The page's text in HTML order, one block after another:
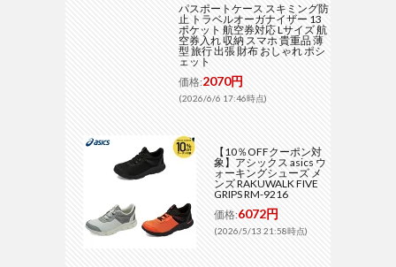
パスポートケース スキミング防
止 トラベルオーガナイザー 13
ポケット 航空券対応 Lサイズ 航
空券入れ 収納 スマホ 貴重品 薄
型 旅行 出張 財布 おしゃれ ポシ
ェット
価格:2070円
(2026/6/6 17:46時点)
【10％OFFクーポン対
象】アシックス asics ウ
ォーキングシューズ メ
ンズ RAKUWALK FIVE
GRIPS RM-9216
価格:6072円
(2026/5/13 21:58時点)